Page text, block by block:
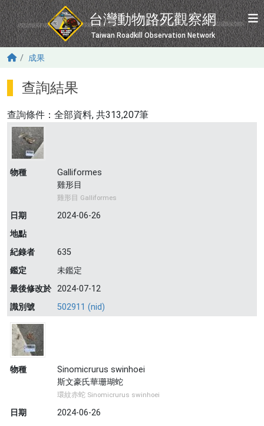
移至主內容
台灣動物路死觀察網
Taiwan Roadkill Observation Network
成果
查詢結果
查詢條件： 全部資料, 共313,207筆
物種
Galliformes
雞形目
雞形目 Galliformes
日期
2024-06-26
地點
紀錄者
635
鑑定
未鑑定
最後修改於 2024-07-12
識別號
502911 (nid)
物種
Sinomicrurus swinhoei
斯文豪氏華珊瑚蛇
環紋赤蛇 Sinomicrurus swinhoei
日期
2024-06-26